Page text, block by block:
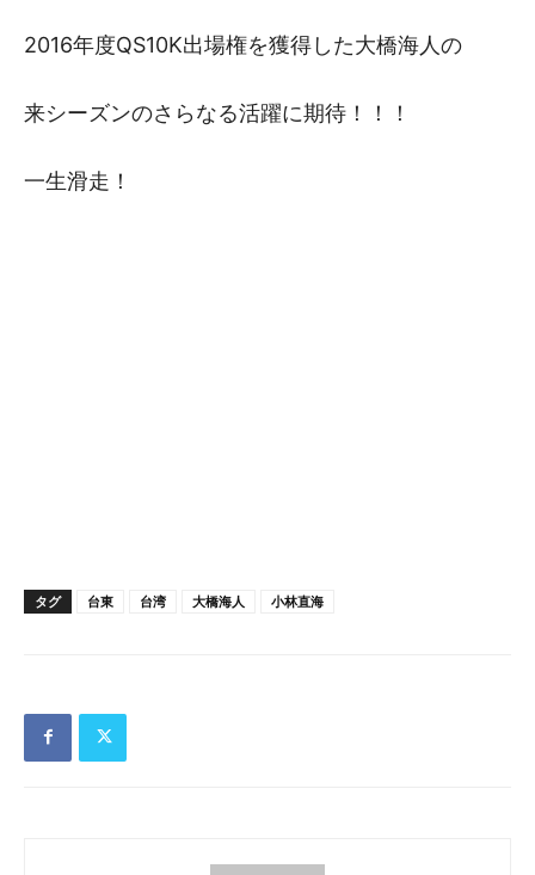
2016年度QS10K出場権を獲得した大橋海人の
来シーズンのさらなる活躍に期待！！！
一生滑走！
タグ 台東 台湾 大橋海人 小林直海